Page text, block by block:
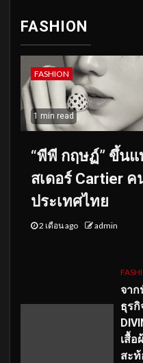
FASHION
FASHION
1 min read
“พีพี กฤษฏ์” ขึ้น
สเดอร์ Cartier
ประเทศไทย
2 เดือน ago admin
จาก
ธุรกิ
เสื้อ
สะ